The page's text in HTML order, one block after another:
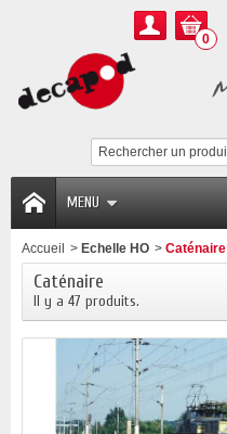
0
MENU
Accueil > Echelle HO > Caténaire
Caténaire
Il y a 47 produits.